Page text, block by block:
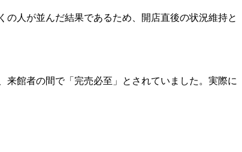
人が並んだ結果であるため、開店直後の状況維持と
館者の間で「完売必至」とされていました。実際に